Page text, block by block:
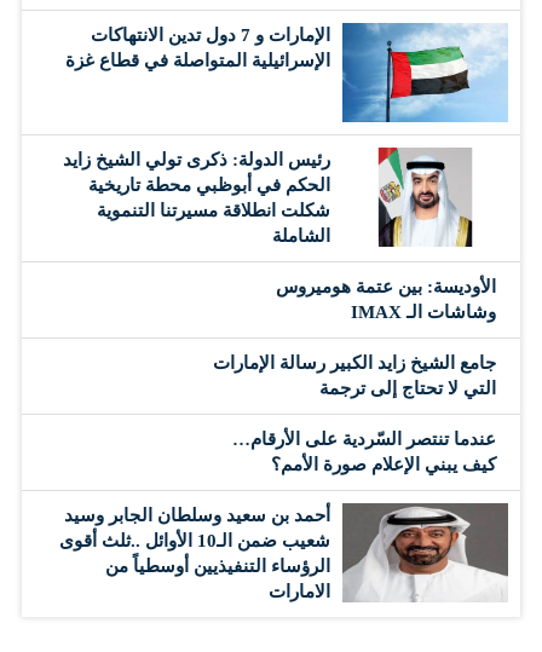
الإمارات و 7 دول تدين الانتهاكات
الإسرائيلية المتواصلة في قطاع غزة
رئيس الدولة: ذكرى تولي الشيخ زايد
الحكم في أبوظبي محطة تاريخية
شكلت انطلاقة مسيرتنا التنموية
الشاملة
الأوديسة: بين عتمة هوميروس
وشاشات الـ IMAX
جامع الشيخ زايد الكبير رسالة الإمارات
التي لا تحتاج إلى ترجمة
عندما تنتصر السّردية على الأرقام…
كيف يبني الإعلام صورة الأمم؟
أحمد بن سعيد وسلطان الجابر وسيد
شعيب ضمن الـ10 الأوائل ..ثلث أقوى
الرؤساء التنفيذيين أوسطياً من
الامارات